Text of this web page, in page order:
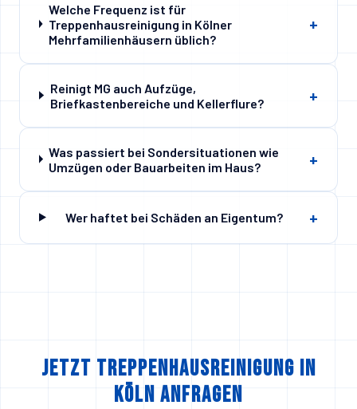
Welche Frequenz ist für
Treppenhausreinigung in Kölner
Mehrfamilienhäusern üblich?
+
Reinigt MG auch Aufzüge,
Briefkastenbereiche und Kellerflure?
+
Was passiert bei Sondersituationen wie
Umzügen oder Bauarbeiten im Haus?
+
Wer haftet bei Schäden an Eigentum? +
Jetzt Treppenhausreinigung in
Köln anfragen